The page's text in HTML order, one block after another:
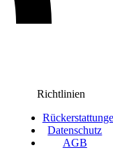
Richtlinien
Datenschutz
AGB